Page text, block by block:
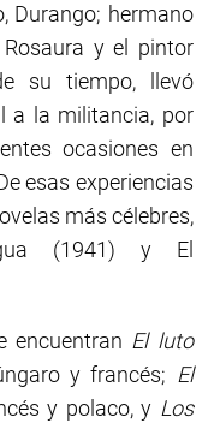
Durango; hermano
y el pintor
su tiempo, llevó
a la militancia, por
ocasiones en
esas experiencias
más célebres,
(1941) y El
encuentran El luto
y francés; El
y polaco, y Los